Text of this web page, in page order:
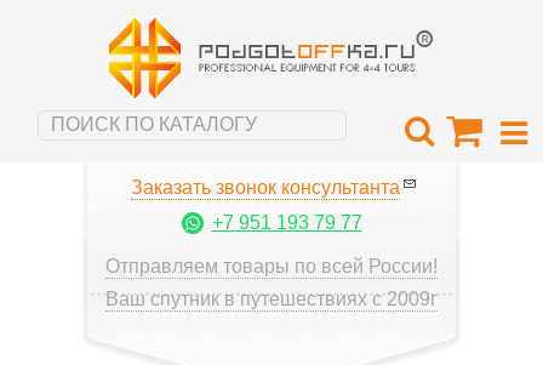
Заказать звонок консультанта
+7 951 193 79 77
Отправляем товары по всей России!
Ваш спутник в путешествиях с 2009г